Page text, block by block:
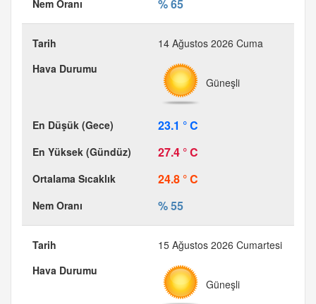
% 65
14 Ağustos 2026 Cuma
Güneşli
23.1 ° C
27.4 ° C
24.8 ° C
% 55
15 Ağustos 2026 Cumartesi
Güneşli